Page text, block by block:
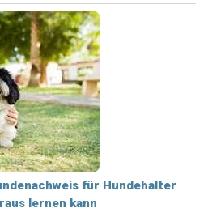
für Hundehalter
lernen kann